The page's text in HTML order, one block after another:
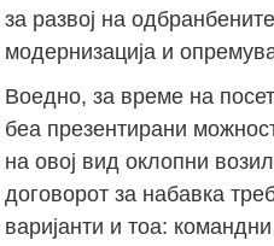
за развој на
модернизација и
Воедно, за време на
беа презентирани
на овој вид оклопни
договорот за набавка
варијанти и тоа: